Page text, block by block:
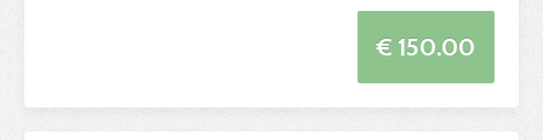
€ 150.00